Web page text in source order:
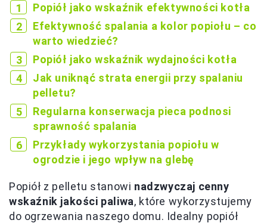
Popiół jako wskaźnik efektywności kotła
Efektywność spalania a kolor popiołu – co
warto wiedzieć?
Popiół jako wskaźnik wydajności kotła
Jak uniknąć strata energii przy spalaniu
pelletu?
Regularna konserwacja pieca podnosi
sprawność spalania
Przykłady wykorzystania popiołu w
ogrodzie i jego wpływ na glebę
Popiół z pelletu stanowi nadzwyczaj cenny
wskaźnik jakości paliwa, które wykorzystujemy
do ogrzewania naszego domu. Idealny popiół